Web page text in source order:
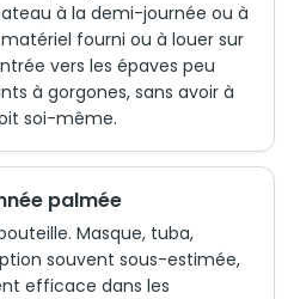
à la demi-journée ou à
fourni ou à louer sur
vers les épaves peu
à gorgones, sans avoir à
soi-même.
palmée
Masque, tuba,
souvent sous-estimée,
efficace dans les